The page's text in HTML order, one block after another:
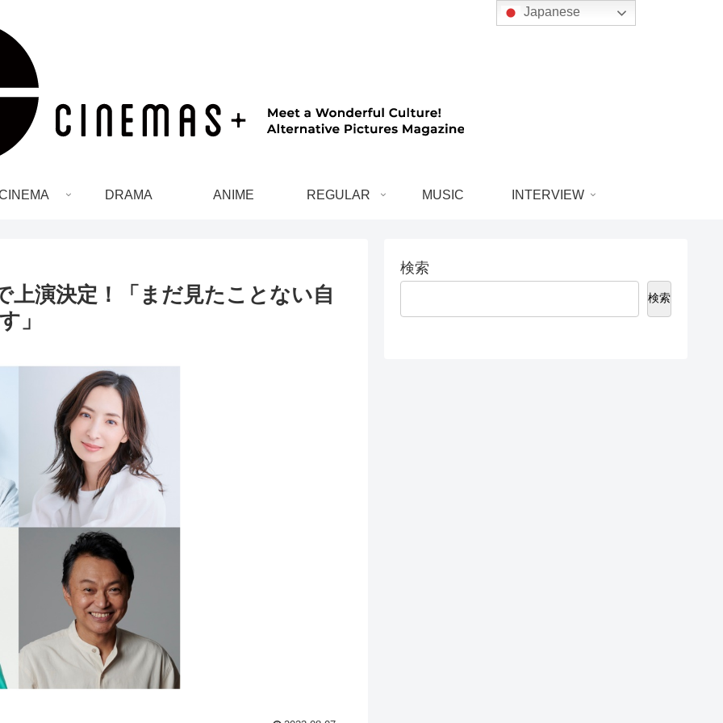
DRAMA ANIME REGULAR MUSIC INTERVIEW
上演決定！「まだ見たことない自
」
検索
検索
Japanese